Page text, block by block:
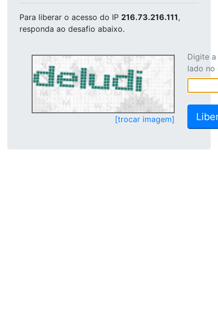
Para liberar o acesso do IP 216.73.216.111,
responda ao desafio abaixo.
[trocar imagem]
Digite
lado no